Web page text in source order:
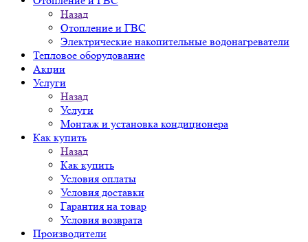
Назад
Отопление и ГВС
Электрические накопительные водонагреватели
Тепловое оборудование
Акции
Услуги
Назад
Услуги
Монтаж и установка кондиционера
Как купить
Назад
Как купить
Условия оплаты
Условия доставки
Гарантия на товар
Условия возврата
Производители